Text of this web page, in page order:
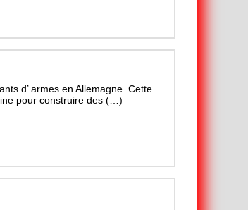
d’ armes en Allemagne. Cette
pour construire des (…)